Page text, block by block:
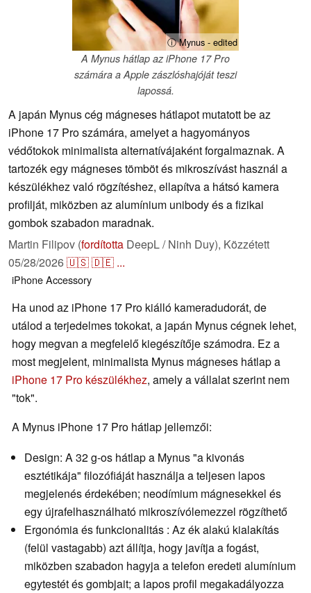
ⓘ Mynus - edited
A Mynus hátlap az iPhone 17 Pro
számára a Apple zászlóshajóját teszi
lapossá.
A japán Mynus cég mágneses hátlapot mutatott be az
iPhone 17 Pro számára, amelyet a hagyományos
védőtokok minimalista alternatívájaként forgalmaznak. A
tartozék egy mágneses tömböt és mikroszívást használ a
készülékhez való rögzítéshez, ellapítva a hátsó kamera
profilját, miközben az alumínium unibody és a fizikai
gombok szabadon maradnak.
Martin Filipov (fordította DeepL / Ninh Duy), Közzétett
05/28/2026🇺🇸🇩🇪 ...
iPhoneAccessory
Ha unod az iPhone 17 Pro kiálló kameradudorát, de
utálod a terjedelmes tokokat, a japán Mynus cégnek lehet,
hogy megvan a megfelelő kiegészítője számodra. Ez a
most megjelent, minimalista Mynus mágneses hátlap a
iPhone 17 Pro készülékhez, amely a vállalat szerint nem
"tok".
A Mynus iPhone 17 Pro hátlap jellemzői:
Design: A 32 g-os hátlap a Mynus "a kivonás
esztétikája" filozófiáját használja a teljesen lapos
megjelenés érdekében; neodímium mágnesekkel és
egy újrafelhasználható mikroszívólemezzel rögzíthető
Ergonómia és funkcionalitás : Az ék alakú kialakítás
(felül vastagabb) azt állítja, hogy javítja a fogást,
miközben szabadon hagyja a telefon eredeti alumínium
egytestét és gombjait; a lapos profil megakadályozza